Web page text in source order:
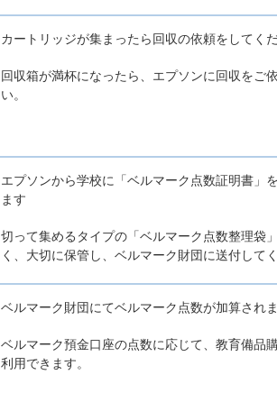
カートリッジが集まったら回収の依頼をしてく
回収箱が満杯になったら、エプソンに回収をご
い。
エプソンから学校に「ベルマーク点数証明書」
ます
切って集めるタイプの「ベルマーク点数整理袋
く、大切に保管し、ベルマーク財団に送付して
ベルマーク財団にてベルマーク点数が加算され
ベルマーク預金口座の点数に応じて、教育備品
利用できます。